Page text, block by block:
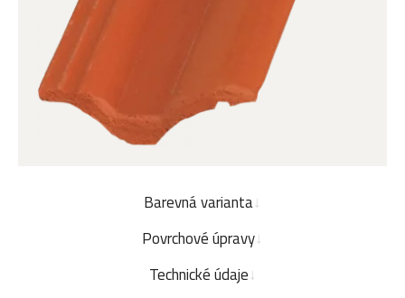
Barevná varianta
Povrchové úpravy
Technické údaje